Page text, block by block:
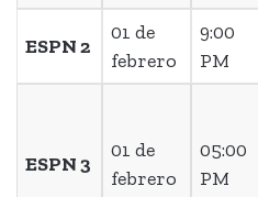
ESPN 2
01 de
febrero
9:00
PM
ESPN 3
01 de
febrero
05:00
PM